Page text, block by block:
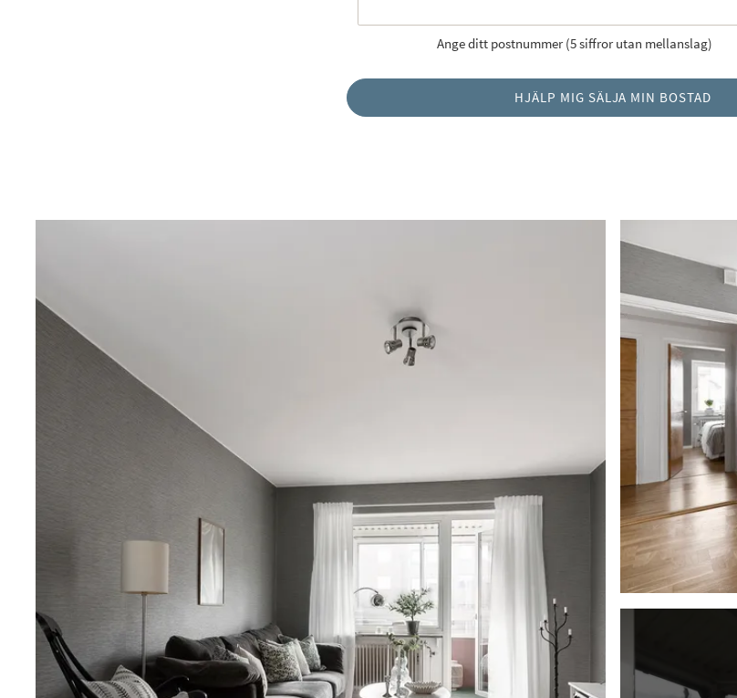
Ange ditt postnummer (5 siffror utan mellanslag)